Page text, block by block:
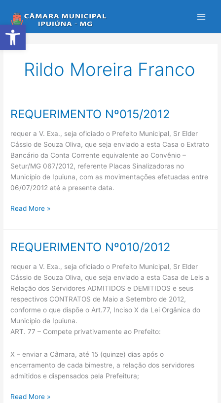
Abrir a barra de ferramentas
para
o
conteúdo
Rildo Moreira Franco
REQUERIMENTO Nº015/2012
requer a V. Exa., seja oficiado o Prefeito Municipal, Sr Elder
Cássio de Souza Oliva, que seja enviado a esta Casa o Extrato
Bancário da Conta Corrente equivalente ao Convênio –
Setur/MG 067/2012, referente Placas Sinalizadoras no
Município de Ipuiuna, com as movimentações efetuadas entre
06/07/2012 até a presente data.
REQUERIMENTO
Read More »
REQUERIMENTO Nº010/2012
requer a V. Exa., seja oficiado o Prefeito Municipal, Sr Elder
Cássio de Souza Oliva, que seja enviado a esta Casa de Leis a
Relação dos Servidores ADMITIDOS e DEMITIDOS e seus
respectivos CONTRATOS de Maio a Setembro de 2012,
conforme o que dispõe o Art.77, Inciso X da Lei Orgânica do
Município de Ipuiuna.
ART. 77 – Compete privativamente ao Prefeito:
X – enviar a Câmara, até 15 (quinze) dias após o
encerramento de cada bimestre, a relação dos servidores
admitidos e dispensados pela Prefeitura;
REQUERIMENTO
Read More »